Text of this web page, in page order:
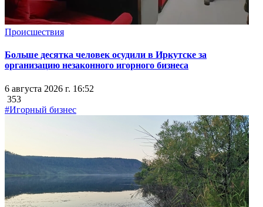
Происшествия
Больше десятка человек осудили в Иркутске за
организацию незаконного игорного бизнеса
6 августа 2026 г. 16:52
353
#Игорный бизнес